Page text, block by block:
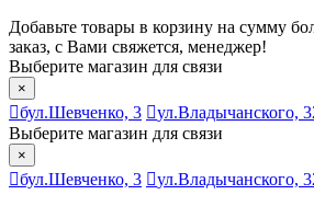
Добавьте товары в корзину на сумму
заказ, с Вами свяжется, менеджер!
Выберите магазин для связи
×
бул.Шевченко, 3
ул.Владычанского,
Выберите магазин для связи
×
бул.Шевченко, 3 ул.Владычанского,